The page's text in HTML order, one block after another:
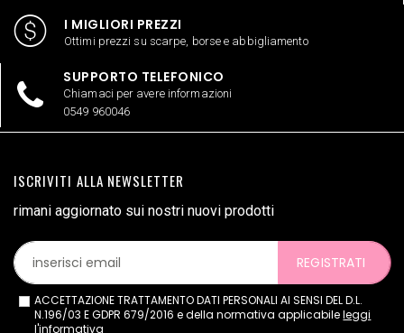
I MIGLIORI PREZZI
Ottimi prezzi su scarpe, borse e abbigliamento
SUPPORTO TELEFONICO
Chiamaci per avere informazioni
0549 960046
ISCRIVITI ALLA NEWSLETTER
rimani aggiornato sui nostri nuovi prodotti
REGISTRATI
ACCETTAZIONE TRATTAMENTO DATI PERSONALI AI SENSI DEL D.L.
N.196/03 E GDPR 679/2016 e della normativa applicabileleggi
l'informativa